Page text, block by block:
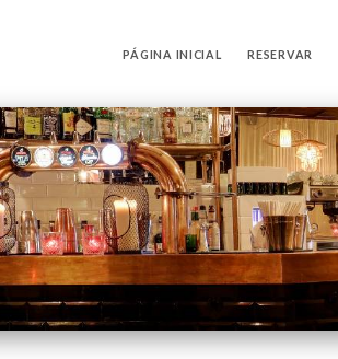
PÁGINA INICIAL RESERVAR